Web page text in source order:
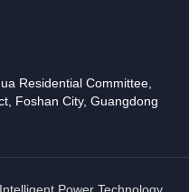
Residential Committee,
Foshan City, Guangdong
Power Technology